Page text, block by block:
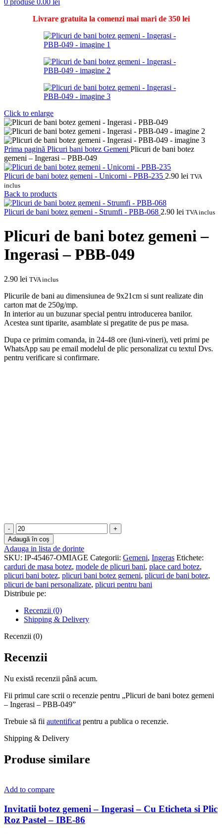
Livrare gratuita la comenzi mai mari de 350 lei
Click to enlarge
Prima pagină Plicuri bani botez Gemeni Plicuri de bani botez
gemeni – Ingerasi – PBB-049
Plicuri de bani botez gemeni - Unicorni - PBB-235 2.90 lei TVA
inclus
Back to products
Plicuri de bani botez gemeni - Strumfi - PBB-068 2.90 lei TVA inclus
Plicuri de bani botez gemeni –
Ingerasi – PBB-049
2.90 lei TVA inclus
Plicurile de bani au dimensiunea de 9x21cm si sunt realizate din
carton mat de 250g/mp.
In interior au un buzunar special pentru introducerea banilor.
Acestea sunt tiparite, asamblate si pregatite de pus pe masa.
Dupa ce primim comanda, in 24-48 ore (luni-vineri), veti primi pe
WhatsApp sau pe email modelul de plic personalizat cu textul Dvs.
pentru verificare si confirmare.
Cantitate
Plicuri
de
bani
botez
gemeni
-
Ingerasi
-
PBB-
049
Adaugă în coș
Adauga in lista de dorinte
SKU: IP-45467-OMIAGE Categorii: Gemeni, Ingeras Etichete:
carduri de masa botez, modele de plicuri bani, place card botez,
plicuri bani botez, plicuri bani botez gemeni, plicuri de bani botez,
plicuri de bani personalizate, plicuri pentru bani
Distribuie pe:
Recenzii (0)
Shipping & Delivery
Recenzii (0)
Recenzii
Nu există recenzii până acum.
Fii primul care scrii o recenzie pentru „Plicuri de bani botez gemeni
– Ingerasi – PBB-049”
Trebuie să fii autentificat pentru a publica o recenzie.
Shipping & Delivery
Produse similare
Add to compare
Invitatii botez gemeni – Ingerasi – Cu Eticheta si Plic
Roz Pastel – IBE-86